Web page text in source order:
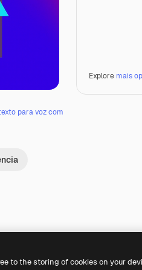
para voz com
Explore mais
to the storing of cookies on your